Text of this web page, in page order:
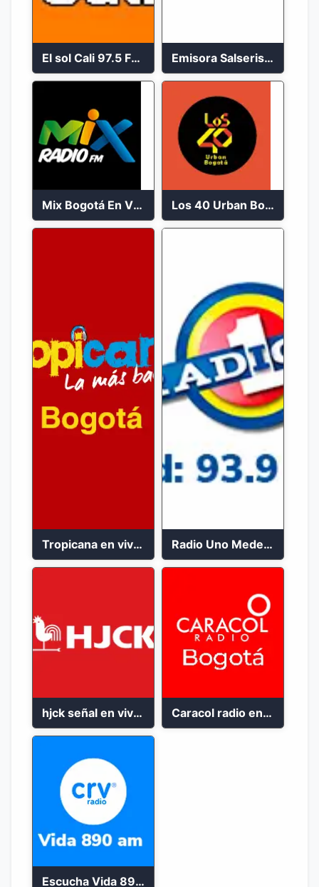
El sol Cali 97.5 FM en vivo Emisora Salserisima Bogotá En Vivo
Mix Bogotá En Vivo 92.9 FM Los 40 Urban Bogotá
Tropicana en vivo Bogotá 102.9 FM Radio Uno Medellín 93.9 FM
hjck señal en vivo 2023 Caracol radio en vivo bogota 100.9 FM
Escucha Vida 890 AM en vivo